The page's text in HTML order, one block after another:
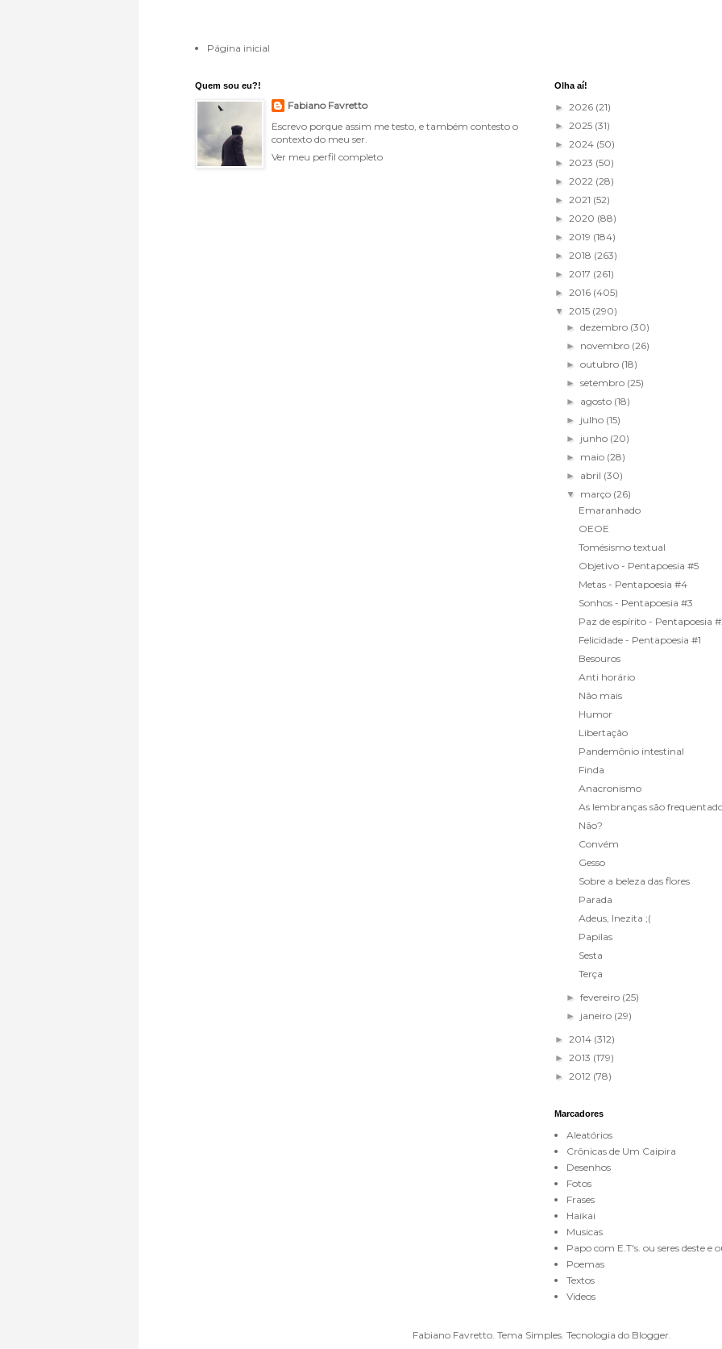
Página inicial
Quem sou eu?!
Fabiano Favretto
Escrevo porque assim me testo, e também contesto o
contexto do meu ser.
Ver meu perfil completo
Olha aí!
► 2026 (21)
► 2025 (31)
► 2024 (50)
► 2023 (50)
► 2022 (28)
► 2021 (52)
► 2020 (88)
► 2019 (184)
► 2018 (263)
► 2017 (261)
► 2016 (405)
▼ 2015 (290)
►dezembro (30)
► novembro (26)
►outubro (18)
►setembro (25)
► agosto (18)
► julho (15)
► junho (20)
► maio (28)
► abril (30)
▼ março (26)
Emaranhado
OEOE
Tomésismo textual
Objetivo - Pentapoesia #5
Metas - Pentapoesia #4
Sonhos - Pentapoesia #3
Paz de espírito - Pentapoesia
Felicidade - Pentapoesia #1
Besouros
Anti horário
Não mais
Humor
Libertação
Pandemônio intestinal
Finda
Anacronismo
As lembranças são
Não?
Convém
Gesso
Sobre a beleza das flores
Parada
Adeus, Inezita ;(
Papilas
Sesta
Terça
►fevereiro (25)
► janeiro (29)
► 2014 (312)
► 2013 (179)
► 2012 (78)
Marcadores
Aleatórios
Crônicas de Um Caipira
Desenhos
Fotos
Frases
Haikai
Musicas
Papo com E.T's. ou seres deste e
Poemas
Textos
Videos
Fabiano Favretto. Tema Simples. Tecnologia do Blogger.